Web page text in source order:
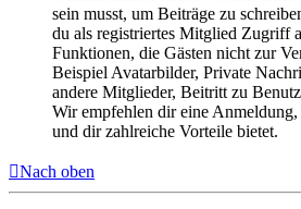
sein musst, um Beiträge zu
du als registriertes Mitglied Zugriff
Funktionen, die Gästen nicht zur
Beispiel Avatarbilder, Private
andere Mitglieder, Beitritt zu
Wir empfehlen dir eine
und dir zahlreiche Vorteile bietet.
Nach oben